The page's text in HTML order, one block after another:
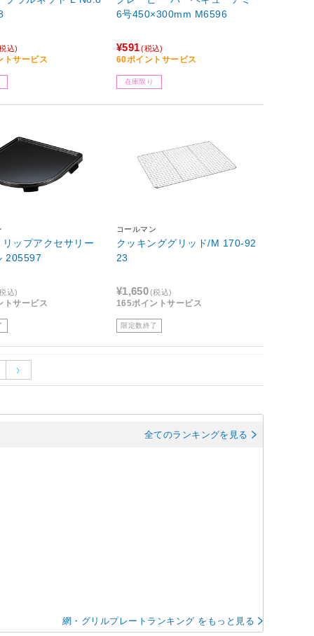
込)
トサービス
6号450×300mm M6596
¥591 (税込)
60ポイントサービス
在庫限り
ップアクセサリー
205597
込)
トサービス
コールマン
クッキンググリッド/M 170-92
23
¥1,650(税込)
165ポイントサービス
限定数終了
全てのランキングを見る
網・グリルプレートランキング をもっと見る